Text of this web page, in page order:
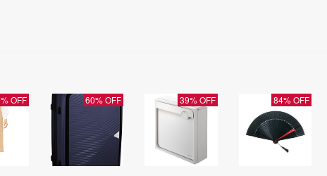
OFF 60% OFF 39% OFF 84% OFF